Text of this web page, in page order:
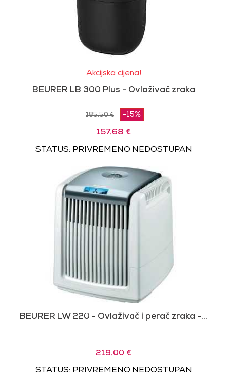
Akcijska cijena!
BEURER LB 300 Plus - Ovlaživač zraka
185.50 € -15%
157.68 €
STATUS: PRIVREMENO NEDOSTUPAN
BEURER LW 220 - Ovlaživač i perač zraka -...
219.00 €
STATUS: PRIVREMENO NEDOSTUPAN